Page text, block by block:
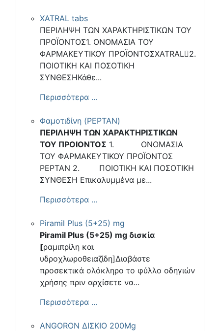
XATRAL tabs
ΠΕΡΙΛΗΨΗ ΤΩΝ ΧΑΡΑΚΤΗΡΙΣΤΙΚΩΝ ΤΟΥ
ΠΡΟΪΟΝΤΟΣ1. ΟΝΟΜΑΣΙΑ ΤΟΥ
ΦΑΡΜΑΚΕΥΤΙΚΟΥ ΠΡΟΪΟΝΤΟΣXATRAL2.
ΠΟΙΟΤΙΚΗ ΚΑΙ ΠΟΣΟΤΙΚΗ
ΣΥΝΘΕΣΗΚάθε...
Περισσότερα …
Φαμοτιδίνη (PEPTAN)
ΠΕΡΙΛΗΨΗ ΤΩΝ ΧΑΡΑΚΤΗΡΙΣΤΙΚΩΝ
ΤΟΥ ΠΡΟΙΟΝΤΟΣ 1. ΟΝΟΜΑΣΙΑ
ΤΟΥ ΦΑΡΜΑΚΕΥΤΙΚΟΥ ΠΡΟΪΟΝΤΟΣ
PEPTAN 2. ΠΟΙΟΤΙΚΗ ΚΑΙ ΠΟΣΟΤΙΚΗ
ΣΥΝΘΕΣΗ Επικαλυμμένα με...
Περισσότερα …
Piramil Plus (5+25) mg
Piramil Plus (5+25) mg δισκία
[ραμιπρίλη και
υδροχλωροθειαζίδη]Διαβάστε
προσεκτικά ολόκληρο το φύλλο οδηγιών
χρήσης πριν αρχίσετε να...
Περισσότερα …
ANGORON ΔΙΣΚΙΟ 200Mg